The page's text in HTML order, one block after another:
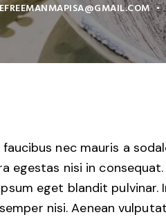
faucibus nec mauris a
egestas nisi in
eget blandit pulvinar.
nisi. Aenean